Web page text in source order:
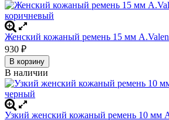
Женский кожаный ремень 15 мм
930 ₽
В корзину
В наличии
Узкий женский кожаный ремень 10 мм